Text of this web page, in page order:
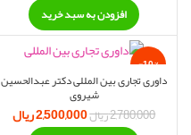
افزودن به سبد خرید
-10%
داوری تجاری بین المللی دکتر عبدالحسین
شیروی
2,780,000ریال قیمت اصلی:
2,500,000ریال